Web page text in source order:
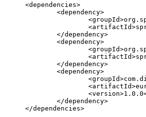
<dependencies>
<dependency>
<groupId>
<artifactId>
</dependency>
<dependency>
<groupId>
<artifactId>
</dependency>
<dependency>
<groupId>
<artifactId>
<version>1.0.0
</dependency>
</dependencies>